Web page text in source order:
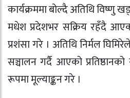
कार्यक्रममा बोल्दै अतिथि विष्णु
मधेश प्रदेशभर सक्रिय रहँदै
प्रशंसा गरे । अतिथि निर्मल
सञ्चालन गर्दै आएको
रूपमा मूल्याङ्कन गरे ।